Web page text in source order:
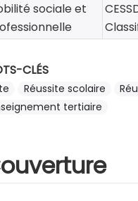
sociale et
CLÉS
Réussite scolaire
tertiaire